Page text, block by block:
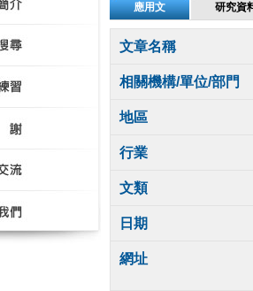
應用文 研究資
文章名稱
相關機構/單位/部門
地區
行業
文類
日期
網址